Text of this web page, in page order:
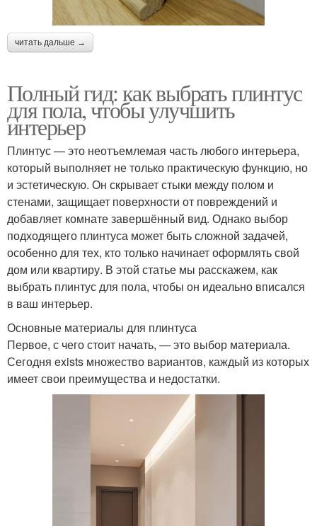
читать дальше →
Полный гид: как выбрать плинтус
для пола, чтобы улучшить
интерьер
Плинтус — это неотъемлемая часть любого интерьера,
который выполняет не только практическую функцию, но
и эстетическую. Он скрывает стыки между полом и
стенами, защищает поверхности от повреждений и
добавляет комнате завершённый вид. Однако выбор
подходящего плинтуса может быть сложной задачей,
особенно для тех, кто только начинает оформлять свой
дом или квартиру. В этой статье мы расскажем, как
выбрать плинтус для пола, чтобы он идеально вписался
в ваш интерьер.
Основные материалы для плинтуса
Первое, с чего стоит начать, — это выбор материала.
Сегодня exists множество вариантов, каждый из которых
имеет свои преимущества и недостатки.